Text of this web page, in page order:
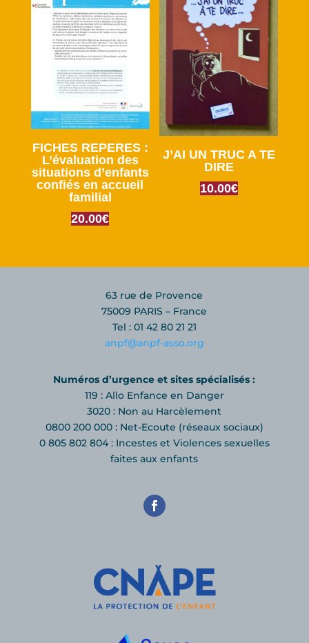
FICHES REPERES :
L’évaluation des
situations d’enfants
confiés en accueil
familial
20.00€
J’AI UN TRUC A TE
DIRE
10.00€
63 rue de Provence
75009 PARIS – France
Tel : 01 42 80 21 21
anpf@anpf-asso.org
Numéros d’urgence et sites spécialisés :
119 : Allo Enfance en Danger
3020 : Non au Harcèlement
0800 200 000 : Net-Ecoute (réseaux sociaux)
0 805 802 804 : Incestes et Violences sexuelles
faites aux enfants